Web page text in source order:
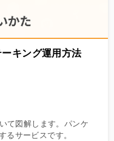
キング運用方法
て図解します。パンケ
るサービスです。